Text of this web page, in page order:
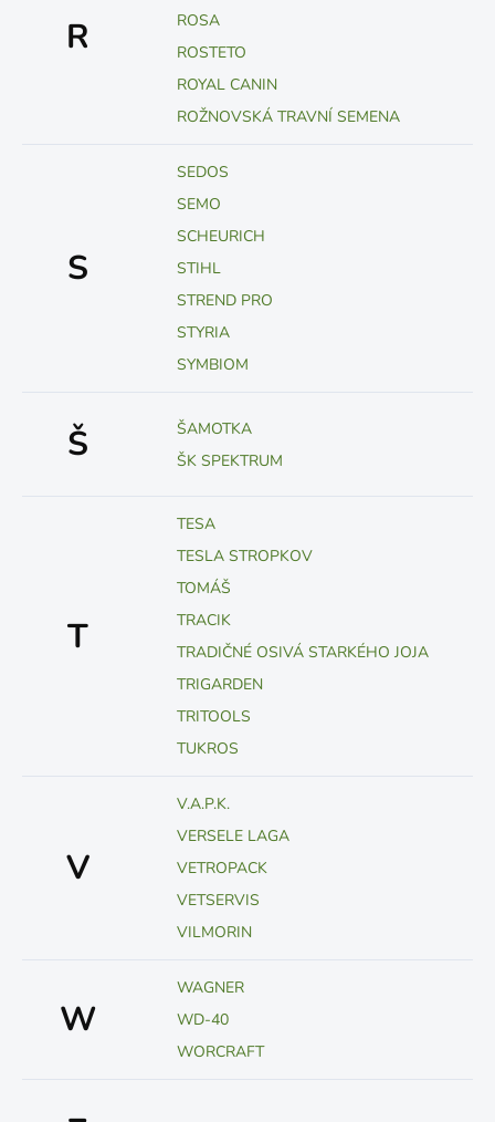
R
ROSA
ROSTETO
ROYAL CANIN
ROŽNOVSKÁ TRAVNÍ SEMENA
S
SEDOS
SEMO
SCHEURICH
STIHL
STREND PRO
STYRIA
SYMBIOM
Š
ŠAMOTKA
ŠK SPEKTRUM
T
TESA
TESLA STROPKOV
TOMÁŠ
TRACIK
TRADIČNÉ OSIVÁ STARKÉHO JOJA
TRIGARDEN
TRITOOLS
TUKROS
V
V.A.P.K.
VERSELE LAGA
VETROPACK
VETSERVIS
VILMORIN
W
WAGNER
WD-40
WORCRAFT